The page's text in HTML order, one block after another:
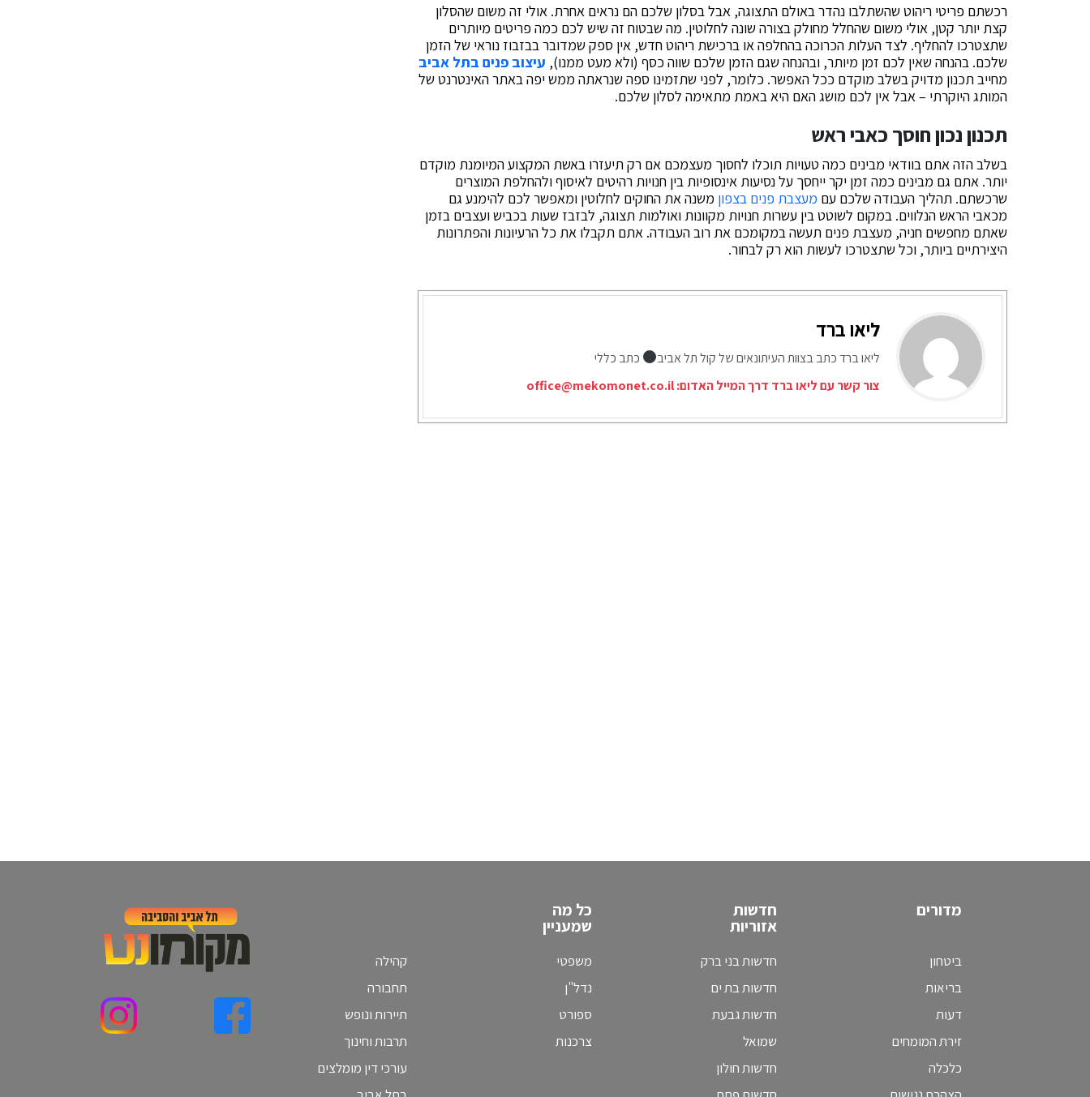
רכשתם פריטי ריהוט שהשתלבו נהדר באולם התצוגה, אבל בסלון שלכם הם נראים אחרת. אולי זה משום שהסלון
קצת יותר קטן, אולי משום שהחלל מחולק בצורה שונה לחלוטין. מה שבטוח זה שיש לכם כמה פריטים מיותרים
שתצטרכו להחליף. לצד העלות הכרוכה בהחלפה או ברכישת ריהוט חדש, אין ספק שמדובר בבזבוז נוראי של הזמן
שלכם. בהנחה שאין לכם זמן מיותר, ובהנחה שגם הזמן שלכם שווה כסף (ולא מעט ממנו), עיצוב פנים בתל אביב
מחייב תכנון מדויק בשלב מוקדם ככל האפשר. כלומר, לפני שתזמינו ספה שנראתה ממש יפה באתר האינטרנט של
המותג היוקרתי – אבל אין לכם מושג האם היא באמת מתאימה לסלון שלכם.
תכנון נכון חוסך כאבי ראש
בשלב הזה אתם בוודאי מבינים כמה טעויות תוכלו לחסוך מעצמכם אם רק תיעזרו באשת המקצוע המיומנת מוקדם
יותר. אתם גם מבינים כמה זמן יקר ייחסך על נסיעות אינסופיות בין חנויות רהיטים לאיסוף ולהחלפת המוצרים
שרכשתם. תהליך העבודה שלכם עם מעצבת פנים בצפון משנה את החוקים לחלוטין ומאפשר לכם להימנע גם
מכאבי הראש הנלווים. במקום לשוטט בין עשרות חנויות מקוונות ואולמות תצוגה, לבזבז שעות בכביש ועצבים בזמן
שאתם מחפשים חניה, מעצבת פנים תעשה במקומכם את רוב העבודה. אתם תקבלו את כל הרעיונות והפתרונות
היצירתיים ביותר, וכל שתצטרכו לעשות הוא רק לבחור.
ליאו ברד
ליאו ברד כתב בצוות העיתונאים של קול תל אביב
כתב כללי
צור קשר עם ליאו ברד דרך המייל האדום:office@mekomonet.co.il
מדורים
ביטחון
בריאות
דעות
זירת המומחים
כלכלה
חדשות
אזוריות
חדשות בני ברק
חדשות בת ים
חדשות גבעת
שמואל
חדשות חולון
כל מה
שמעניין
משפטי
נדל"ן
ספורט
צרכנות
קהילה
תחבורה
תיירות ונופש
תרבות וחינוך
עורכי דין מומלצים